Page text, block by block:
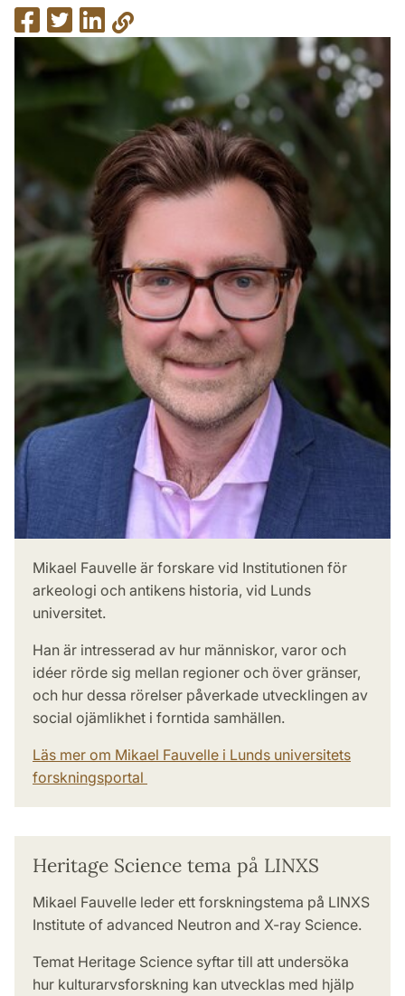
Mikael Fauvelle är forskare vid Institutionen för
arkeologi och antikens historia, vid Lunds
universitet.
Han är intresserad av hur människor, varor och
idéer rörde sig mellan regioner och över gränser,
och hur dessa rörelser påverkade utvecklingen av
social ojämlikhet i forntida samhällen.
Läs mer om Mikael Fauvelle i Lunds universitets
forskningsportal
Heritage Science tema på LINXS
Mikael Fauvelle leder ett forskningstema på LINXS
Institute of advanced Neutron and X-ray Science.
Temat Heritage Science syftar till att undersöka
hur kulturarvsforskning kan utvecklas med hjälp